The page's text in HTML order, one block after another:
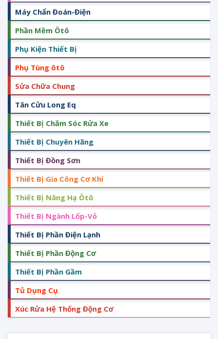
Máy Chẩn Đoán-Điện
Phần Mềm Ôtô
Phụ Kiện Thiết Bị
Phụ Tùng ôtô
Sửa Chữa Chung
Tân Cửu Long Eq
Thiết Bị Chăm Sóc Rửa Xe
Thiết Bị Chuyên Hãng
Thiết Bị Đồng Sơn
Thiết Bị Gia Công Cơ Khí
Thiết Bị Nâng Hạ Ôtô
Thiết Bị Ngành Lốp-Vỏ
Thiết Bị Phần Điện Lạnh
Thiết Bị Phần Động Cơ
Thiết Bị Phần Gầm
Tủ Dụng Cụ
Xúc Rửa Hệ Thống Động Cơ